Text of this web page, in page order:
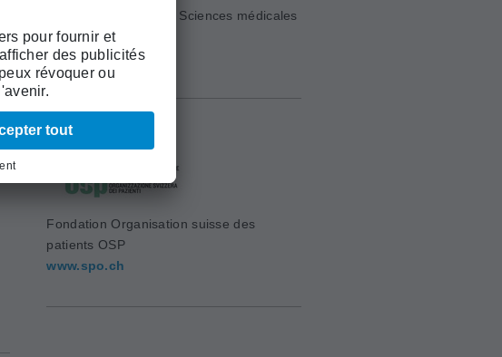
Académie Suisse des Sciences médicales
(ASSM)
www.assm.ch
Fondation Organisation suisse des
patients OSP
www.spo.ch